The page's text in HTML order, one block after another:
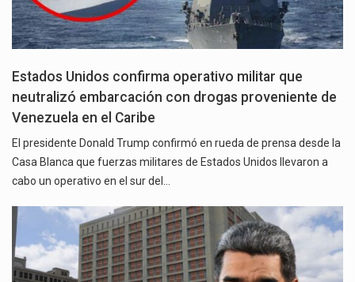
Estados Unidos confirma operativo militar que
neutralizó embarcación con drogas proveniente de
Venezuela en el Caribe
El presidente Donald Trump confirmó en rueda de prensa desde la
Casa Blanca que fuerzas militares de Estados Unidos llevaron a
cabo un operativo en el sur del…